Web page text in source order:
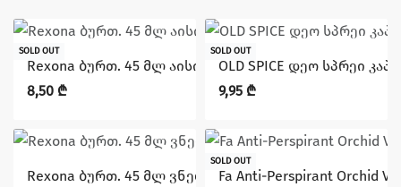
SOLD OUT
Rexona ბურთ. 45 მლ აისი (კაცი)
8,50 ₾
SOLD OUT
OLD SPICE დეო სპრეი
9,95 ₾
Rexona ბურთ. 45 მლ ვნება
SOLD OUT
Fa Anti-Perspirant Orchid